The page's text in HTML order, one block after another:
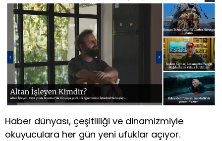
Haber dünyası, çeşitliliği ve dinamizmiyle
okuyuculara her gün yeni ufuklar açıyor.